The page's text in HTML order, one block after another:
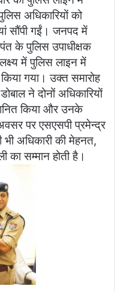
अधिकारियों को
सौंपी गईं। जनपद में
के पुलिस उपाधीक्षक
में पुलिस लाइन में
गया। उक्त समारोह
ने दोनों अधिकारियों
किया और उनके
पर एसएसपी प्रमेन्द्र
भी अधिकारी की मेहनत,
सम्मान होती है।